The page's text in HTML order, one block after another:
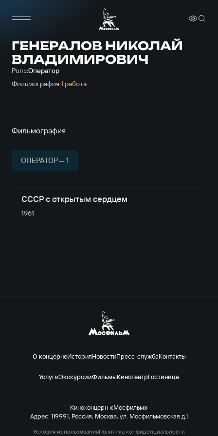
ГЕНЕРАЛОВ НИКОЛАЙ
ВЛАДИМИРОВИЧ
Роль:Оператор
Фильмография:1 работа
Фильмография
ОПЕРАТОР — 1
СССР с открытым сердцем
1961
О концернеИсторияНовостиПресс-службаКонтакты
УслугиЭкскурсииФильмыКинотеатрГостиница
Киноконцерн «Мосфильм»
Адрес: 119991, Россия, Москва, ул. Мосфильмовская д.1
Условия использованияПолитика конфиденциальности